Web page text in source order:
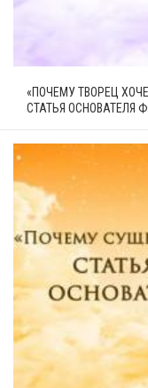
«ПОЧЕМУ ТВОРЕЦ
СТАТЬЯ ОСНОВАТЕЛЯ